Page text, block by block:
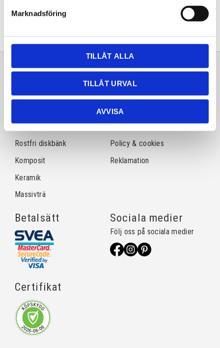
Marknadsföring
TILLÅT ALLA
TILLÅT URVAL
AVVISA
Sortiment
Natursten
Rostfri diskbänk
Komposit
Keramik
Massivträ
Information
Frågor & svar
Köpvillkor
Policy & cookies
Reklamation
Betalsätt
Certifikat
Sociala medier
Följ oss på sociala medier